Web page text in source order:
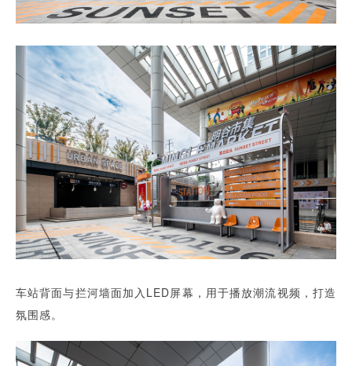
车站背面与拦河墙面加入LED屏幕，用于播放潮流视频，打造
氛围感。